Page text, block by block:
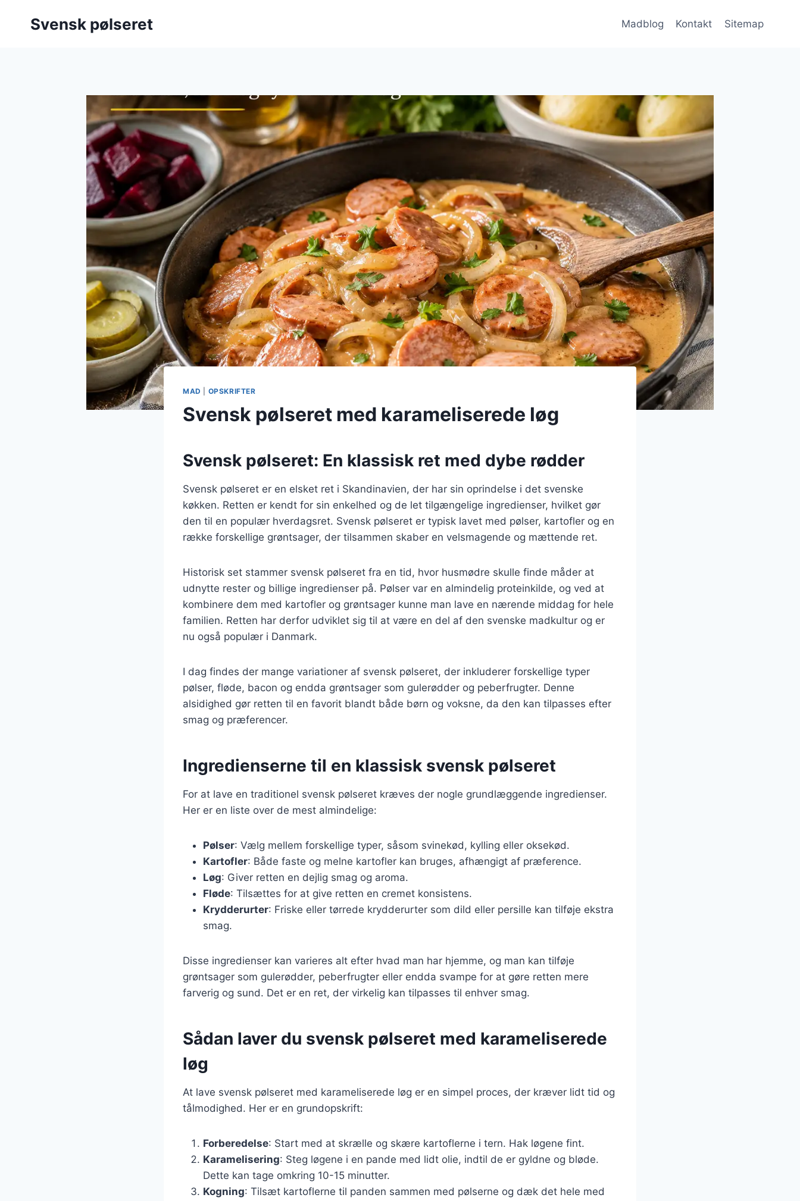
Svensk pølseret Madblog Kontakt Sitemap
MAD OPSKRIFTER
Svensk pølseret med karameliserede løg
Svensk pølseret: En klassisk ret med dybe rødder
Svensk pølseret er en elsket ret i Skandinavien, der har sin oprindelse i det svenske
køkken. Retten er kendt for sin enkelhed og de let tilgængelige ingredienser, hvilket gør
den til en populær hverdagsret. Svensk pølseret er typisk lavet med pølser, kartofler og en
række forskellige grøntsager, der tilsammen skaber en velsmagende og mættende ret.
Historisk set stammer svensk pølseret fra en tid, hvor husmødre skulle finde måder at
udnytte rester og billige ingredienser på. Pølser var en almindelig proteinkilde, og ved at
kombinere dem med kartofler og grøntsager kunne man lave en nærende middag for hele
familien. Retten har derfor udviklet sig til at være en del af den svenske madkultur og er
nu også populær i Danmark.
I dag findes der mange variationer af svensk pølseret, der inkluderer forskellige typer
pølser, fløde, bacon og endda grøntsager som gulerødder og peberfrugter. Denne
alsidighed gør retten til en favorit blandt både børn og voksne, da den kan tilpasses efter
smag og præferencer.
Ingredienserne til en klassisk svensk pølseret
For at lave en traditionel svensk pølseret kræves der nogle grundlæggende ingredienser.
Her er en liste over de mest almindelige:
Pølser: Vælg mellem forskellige typer, såsom svinekød, kylling eller oksekød.
Kartofler: Både faste og melne kartofler kan bruges, afhængigt af præference.
Løg: Giver retten en dejlig smag og aroma.
Fløde: Tilsættes for at give retten en cremet konsistens.
Krydderurter: Friske eller tørrede krydderurter som dild eller persille kan tilføje ekstra
smag.
Disse ingredienser kan varieres alt efter hvad man har hjemme, og man kan tilføje
grøntsager som gulerødder, peberfrugter eller endda svampe for at gøre retten mere
farverig og sund. Det er en ret, der virkelig kan tilpasses til enhver smag.
Sådan laver du svensk pølseret med karameliserede
løg
At lave svensk pølseret med karameliserede løg er en simpel proces, der kræver lidt tid og
tålmodighed. Her er en grundopskrift:
Forberedelse: Start med at skrælle og skære kartoflerne i tern. Hak løgene fint.
Karamelisering: Steg løgene i en pande med lidt olie, indtil de er gyldne og bløde.
Dette kan tage omkring 10-15 minutter.
Kogning: Tilsæt kartoflerne til panden sammen med pølserne og dæk det hele med